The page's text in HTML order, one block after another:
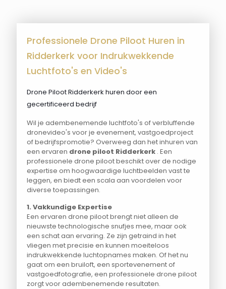
Professionele Drone Piloot Huren in
Ridderkerk voor Indrukwekkende
Luchtfoto's en Video's
Drone Piloot Ridderkerk huren door een
gecertificeerd bedrijf
Wil je adembenemende luchtfoto's of verbluffende
dronevideo's voor je evenement, vastgoedproject
of bedrijfspromotie? Overweeg dan het inhuren van
een ervaren drone piloot Ridderkerk . Een
professionele drone piloot beschikt over de nodige
expertise om hoogwaardige luchtbeelden vast te
leggen, en biedt een scala aan voordelen voor
diverse toepassingen.
1. Vakkundige Expertise
Een ervaren drone piloot brengt niet alleen de
nieuwste technologische snufjes mee, maar ook
een schat aan ervaring. Ze zijn getraind in het
vliegen met precisie en kunnen moeiteloos
indrukwekkende luchtopnames maken. Of het nu
gaat om een bruiloft, een sportevenement of
vastgoedfotografie, een professionele drone piloot
zorgt voor adembenemende resultaten.